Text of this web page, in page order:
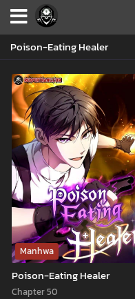
Poison-Eating Healer
Manhwa
Poison-Eating Healer
Chapter 50